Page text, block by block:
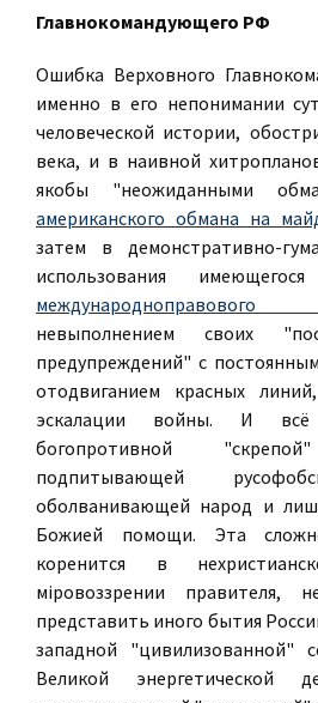
Главнокомандующего РФ
Ошибка Верховного
именно в его непонимании
человеческой истории,
века, и в наивной
якобы "неожиданными
американского обмана на
затем в демонстративно-
использования
невыполнением своих
предупреждений" с
отодвиганием красных
эскалации войны. И всё
богопротивной
подпитывающей
оболванивающей народ и
Божией помощи. Эта
коренится в
мiровоззрении правителя,
представить иного бытия
западной "цивилизованной"
Великой энергетической